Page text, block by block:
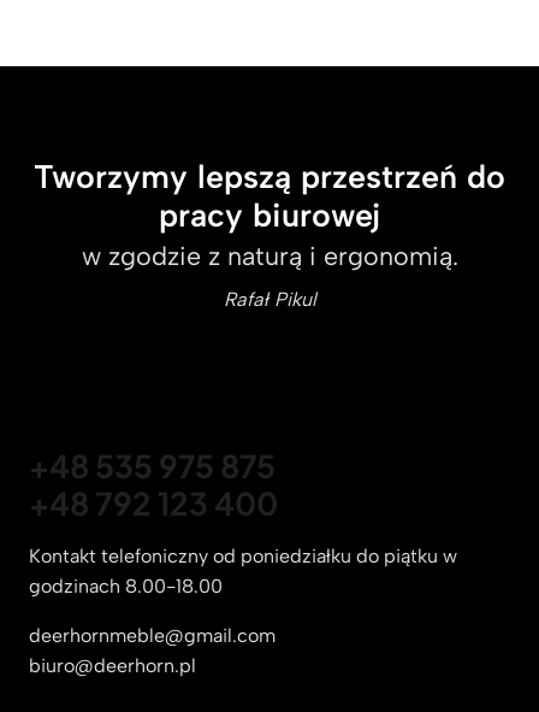
Tworzymy lepszą przestrzeń do
pracy biurowej
w zgodzie z naturą i ergonomią.
Rafał Pikul
+48 535 975 875
+48 792 123 400
Kontakt telefoniczny od poniedziałku do piątku w
godzinach 8.00-18.00
deerhornmeble@gmail.com
biuro@deerhorn.pl